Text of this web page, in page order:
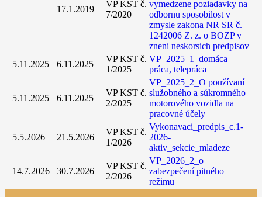
17.1.2019
VP KST č.
7/2020
vymedzene poziadavky na
odbornu sposobilost v
zmysle zakona NR SR č.
1242006 Z. z. o BOZP v
zneni neskorsich predpisov
5.11.2025
6.11.2025
VP KST č.
1/2025
VP_2025_1_domáca
práca, telepráca
5.11.2025 6.11.2025
VP KST č.
2/2025
VP_2025_2_O používaní
služobného a súkromného
motorového vozidla na
pracovné účely
5.5.2026 21.5.2026
VP KST č.
1/2026
Vykonavaci_predpis_c.1-
2026-
aktiv_sekcie_mladeze
14.7.2026 30.7.2026
VP KST č.
2/2026
VP_2026_2_o
zabezpečení pitného
režimu